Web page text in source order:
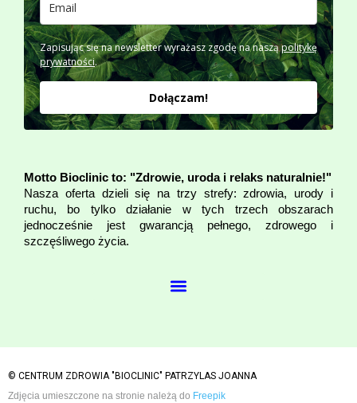
Zapisując się na newsletter wyrażasz zgodę na nasząpolitykę
prywatności.
Dołączam!
Motto Bioclinic to: "Zdrowie, uroda i relaks naturalnie!"
Nasza oferta dzieli się na trzy strefy: zdrowia, urody i
ruchu, bo tylko działanie w tych trzech obszarach
jednocześnie jest gwarancją pełnego, zdrowego i
szczęśliwego życia.
© CENTRUM ZDROWIA "BIOCLINIC" PATRZYLAS JOANNA
Zdjęcia umieszczone na stronie należą do Freepik